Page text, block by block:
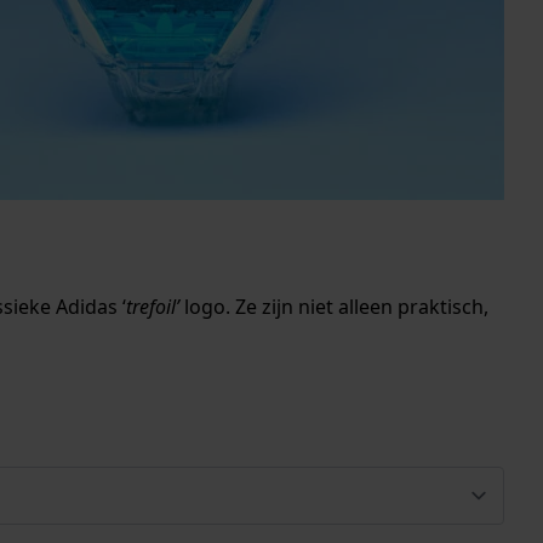
Adidas ‘trefoil’logo. Ze zijn niet alleen praktisch,